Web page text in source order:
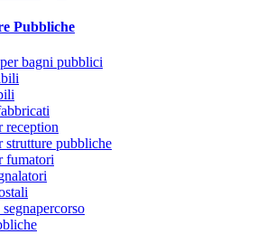
Pubbliche
bagni pubblici
reception
strutture pubbliche
fumatori